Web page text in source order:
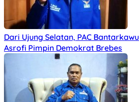
Dari Ujung Selatan, PAC
Asrofi Pimpin Demokrat Brebes